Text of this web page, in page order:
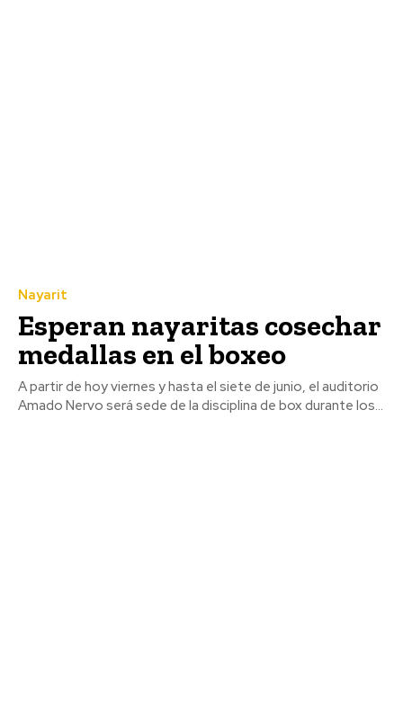
Nayarit
Esperan nayaritas cosechar
medallas en el boxeo
A partir de hoy viernes y hasta el siete de junio, el auditorio
Amado Nervo será sede de la disciplina de box durante los...